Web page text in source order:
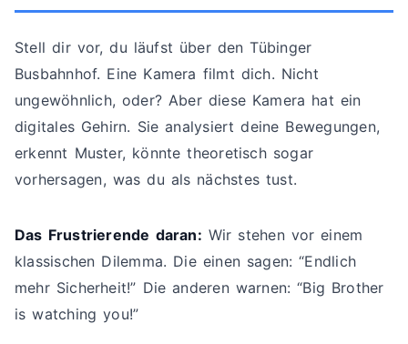
Stell dir vor, du läufst über den Tübinger
Busbahnhof. Eine Kamera filmt dich. Nicht
ungewöhnlich, oder? Aber diese Kamera hat ein
digitales Gehirn. Sie analysiert deine Bewegungen,
erkennt Muster, könnte theoretisch sogar
vorhersagen, was du als nächstes tust.
Das Frustrierende daran: Wir stehen vor einem
klassischen Dilemma. Die einen sagen: “Endlich
mehr Sicherheit!” Die anderen warnen: “Big Brother
is watching you!”